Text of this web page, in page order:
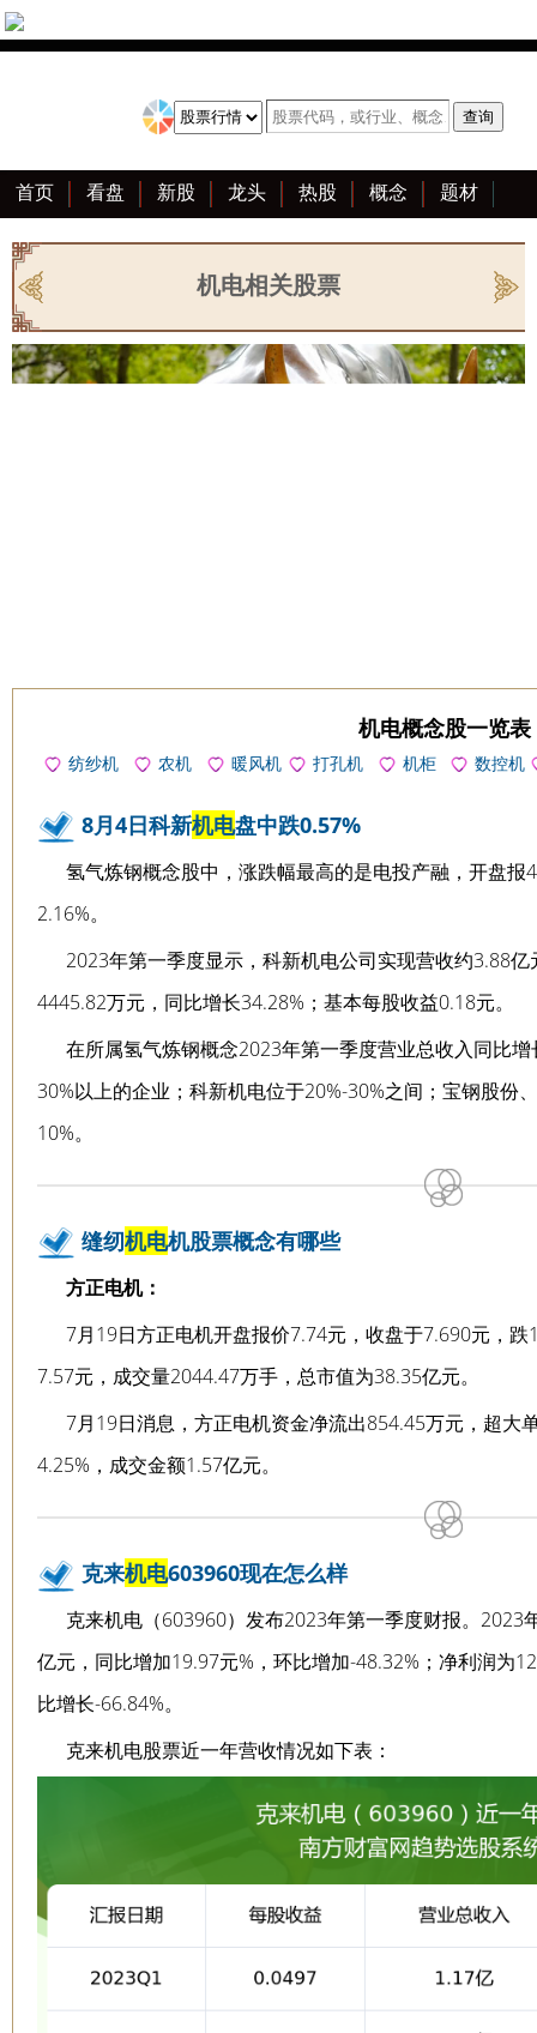
首页 看盘 新股 龙头 热股 概念 题材
亮点 创业板 资料 复盘 区块链 大全
机电相关股票
机电概念股一览表
纺纱机 农机 暖风机 打孔机 机柜
数控机
8月4日科新机电盘中跌0.57%
氢气炼钢概念股中，涨跌幅最高的是电投产融，开盘报
2.16%。
2023年第一季度显示，科新机电公司实现营收约3.88
4445.82万元，同比增长34.28%；基本每股收益0.18元。
在所属氢气炼钢概念2023年第一季度营业总收入同比
30%以上的企业；科新机电位于20%-30%之间；宝钢股份
10%。
缝纫机电机股票概念有哪些
方正电机：
7月19日方正电机开盘报价7.74元，收盘于7.690元，
7.57元，成交量2044.47万手，总市值为38.35亿元。
7月19日消息，方正电机资金净流出854.45万元，超大
4.25%，成交金额1.57亿元。
克来机电603960现在怎么样
克来机电（603960）发布2023年第一季度财报。2023
亿元，同比增加19.97元%，环比增加-48.32%；净利润为
比增长-66.84%。
克来机电股票近一年营收情况如下表：